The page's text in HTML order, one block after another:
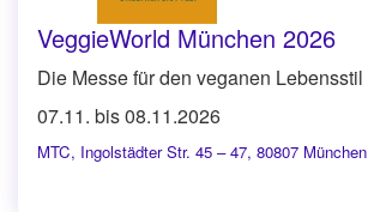
VeggieWorld München 2026
Die Messe für den veganen Lebensstil
07.11. bis 08.11.2026
MTC, Ingolstädter Str. 45 – 47, 80807 München